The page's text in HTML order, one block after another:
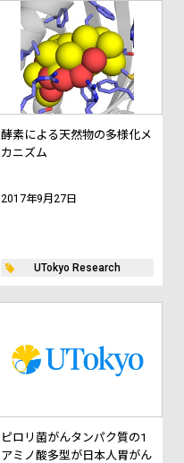
酵素による天然物の多様化メ
カニズム
2017年9月27日
UTokyo Research
ピロリ菌がんタンパク質の1
アミノ酸多型が日本人胃がん